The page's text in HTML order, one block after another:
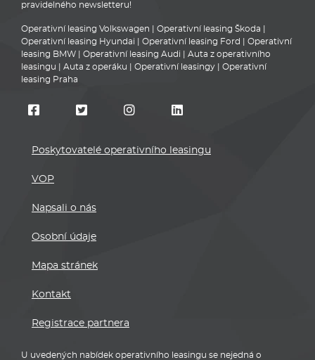
pravidelného newsletteru!
Operativní leasing Volkswagen Operativní leasing Škoda
Operativní leasing Hyundai
Operativní leasing Ford
Operativní
leasing BMW
Operativní leasing Audi
Auta z operativního
leasingu
Auta z operáku Operativní leasingy
Operativní
leasing Praha
Poskytovatelé operativního leasingu
VOP
Napsali o nás
Osobní údaje
Mapa stránek
Kontakt
Registrace partnera
U uvedených nabídek operativního leasingu se nejedná o